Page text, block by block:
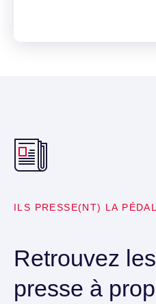
ILS PRESSE(NT) LA
Retrouvez
presse à